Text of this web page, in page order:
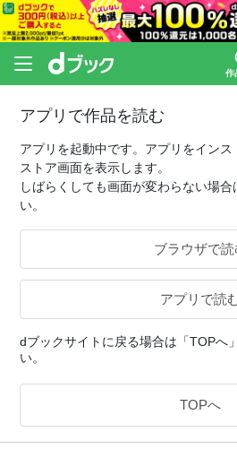
作
アプリで作品を読む
アプリを起動中です。アプリをイン
ストア画面を表示します。
しばらくしても画面が変わらない場
い。
ブラウザで読
アプリで読
dブックサイトに戻る場合は「TOPへ
い。
TOPへ